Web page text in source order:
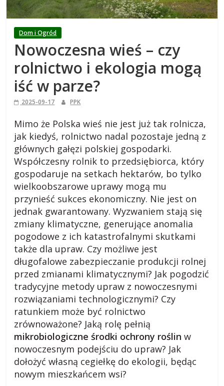
e
s
k
b
o
g
m
e
Dom i Ogród
Nowoczesna wieś – czy
rolnictwo i ekologia mogą
iść w parze?
2025-09-17 PPK
Mimo że Polska wieś nie jest już tak rolnicza,
jak kiedyś, rolnictwo nadal pozostaje jedną z
głównych gałęzi polskiej gospodarki.
Współczesny rolnik to przedsiębiorca, który
gospodaruje na setkach hektarów, bo tylko
wielkoobszarowe uprawy mogą mu
przynieść sukces ekonomiczny. Nie jest on
jednak gwarantowany. Wyzwaniem stają się
zmiany klimatyczne, generujące anomalia
pogodowe z ich katastrofalnymi skutkami
także dla upraw. Czy możliwe jest
długofalowe zabezpieczanie produkcji rolnej
przed zmianami klimatycznymi? Jak pogodzić
tradycyjne metody upraw z nowoczesnymi
rozwiązaniami technologicznymi? Czy
ratunkiem może być rolnictwo
zrównoważone? Jaką rolę pełnią
mikrobiologiczne środki ochrony roślin w
nowoczesnym podejściu do upraw? Jak
dołożyć własną cegiełkę do ekologii, będąc
nowym mieszkańcem wsi?